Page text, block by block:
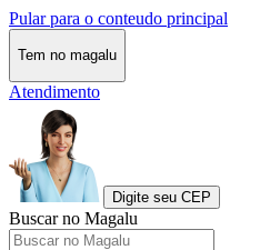
Pular para o conteudo principal
Tem no magalu
Atendimento
Digite seu CEP
Buscar no Magalu